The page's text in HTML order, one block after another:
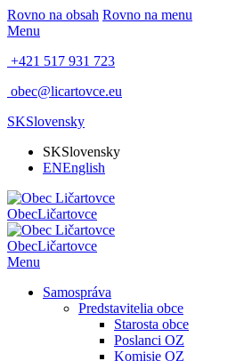
Rovno na obsah Rovno na menu
Menu
+421 517 931 723
obec@licartovce.eu
SKSlovensky
SKSlovensky
ENEnglish
ObecLičartovce
ObecLičartovce
Menu
Samospráva
Predstavitelia obce
Starosta obce
Poslanci OZ
Komisie OZ